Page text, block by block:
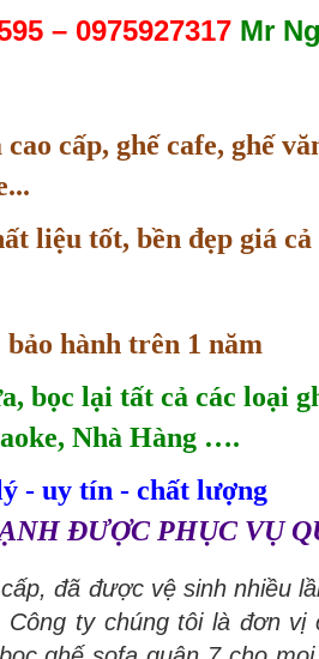
– 0975927317Mr
cấp, ghế cafe, ghế
liệu tốt, bền đẹp giá
hành trên 1 năm
bọc lại tất cả các loại
Nhà Hàng ….
- uy tín - chất lượng
ĐƯỢC PHỤC VỤ
đã được vệ sinh nhiều
ty chúng tôi là đơn vị